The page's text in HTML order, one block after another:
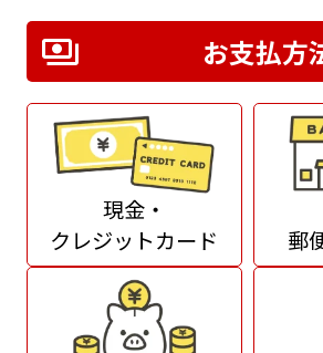
お支払方
現金・
クレジットカード
郵